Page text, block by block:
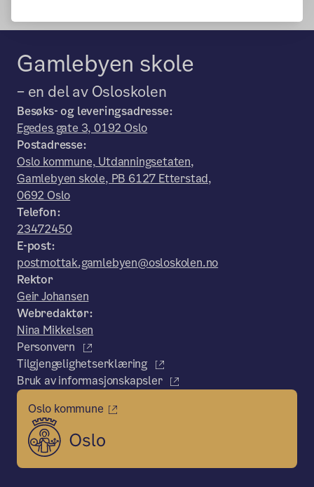
Gamlebyen skole
– en del av Osloskolen
Besøks- og leveringsadresse:
Egedes gate 3, 0192 Oslo
Postadresse:
Oslo kommune, Utdanningsetaten,
Gamlebyen skole, PB 6127 Etterstad,
0692 Oslo
Telefon:
23472450
E-post:
postmottak.gamlebyen@osloskolen.no
Rektor
Geir Johansen
Webredaktør:
Nina Mikkelsen
Personvern
Tilgjengelighetserklæring
Bruk av informasjonskapsler
Oslo kommune